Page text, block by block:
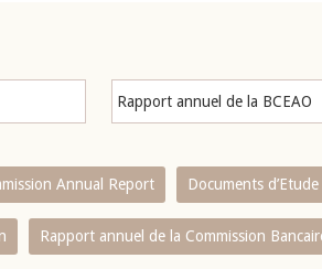
Annual Report Documents
Rapport annuel de la Commission